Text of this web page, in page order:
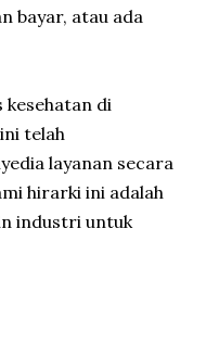
bayar, atau ada
kesehatan di
telah
layanan secara
hirarki ini adalah
industri untuk